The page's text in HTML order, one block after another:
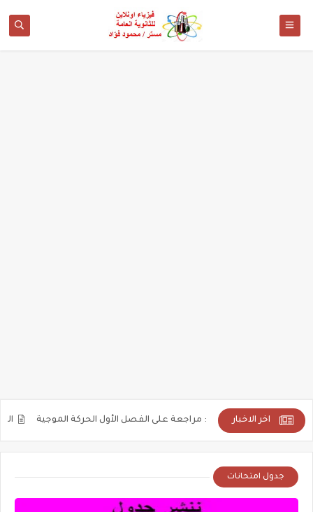
اخر الاخبار2025: مراجعة على الفصل الأول الحركة الموجية الصف الثالث الثانوى 2025: حل
جدول امتحانات